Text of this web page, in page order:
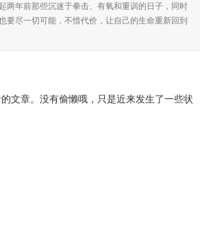
两年前那些沉迷于拳击、有氧和重训的日子，同时
尽一切可能，不惜代价，让自己的生命重新回到
文章。没有偷懒哦，只是近来发生了一些状